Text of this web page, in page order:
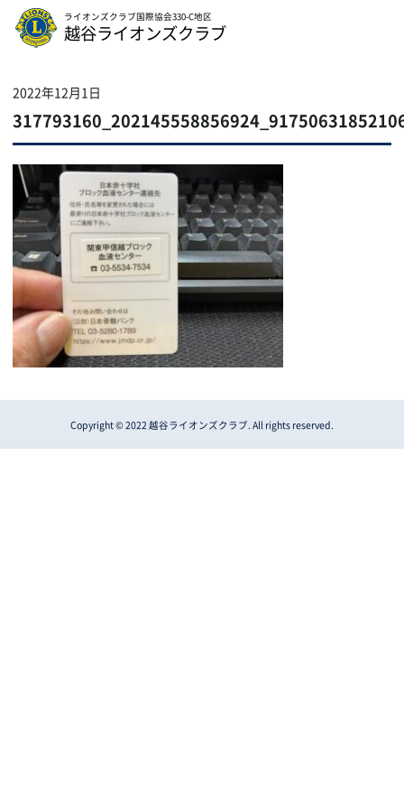
ライオンズクラブ国際協会330-C地区
越谷ライオンズクラブ
2022年12月1日
Copyright © 2022 越谷ライオンズクラブ. All rights reserved.